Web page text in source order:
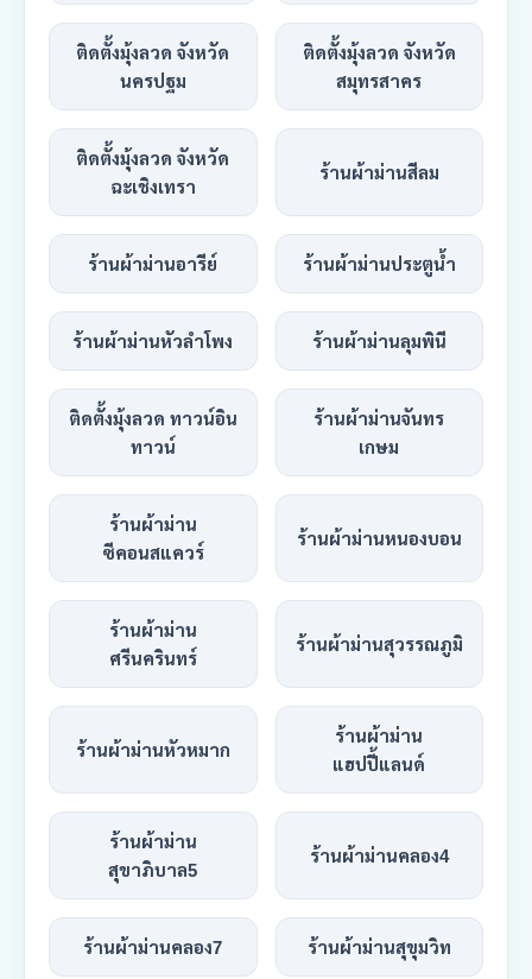
ติดตั้งมุ้งลวด จังหวัด
นครปฐม
ติดตั้งมุ้งลวด จังหวัด
สมุทรสาคร
ติดตั้งมุ้งลวด จังหวัด
ฉะเชิงเทรา
ร้านผ้าม่านสีลม
ร้านผ้าม่านอารีย์ ร้านผ้าม่านประตูน้ำ
ร้านผ้าม่านหัวลำโพง ร้านผ้าม่านลุมพินี
ติดตั้งมุ้งลวด ทาวน์อิน
ทาวน์
ร้านผ้าม่านจันทร
เกษม
ร้านผ้าม่าน
ซีคอนสแควร์
ร้านผ้าม่านหนองบอน
ร้านผ้าม่าน
ศรีนครินทร์
ร้านผ้าม่านสุวรรณภูมิ
ร้านผ้าม่านหัวหมาก
ร้านผ้าม่าน
แฮปปี้แลนด์
ร้านผ้าม่าน
สุขาภิบาล5
ร้านผ้าม่านคลอง4
ร้านผ้าม่านคลอง7 ร้านผ้าม่านสุขุมวิท